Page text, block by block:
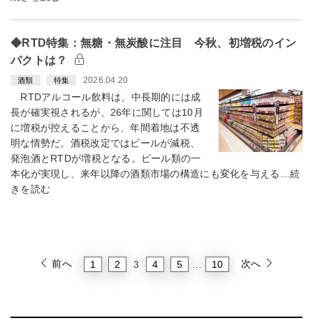
◆RTD特集：無糖・無炭酸に注目 今秋、初増税のイン
パクトは？
酒類 特集 2026.04.20
RTDアルコール飲料は、中長期的には成
長が確実視されるが、26年に関しては10月
に増税が控えることから、年間着地は不透
明な情勢だ。酒税改定ではビールが減税、
発泡酒とRTDが増税となる。ビール類の一
本化が実現し、来年以降の酒類市場の構造にも変化を与える…続
きを読む
前へ 1 2 3 4 5 10 次へ